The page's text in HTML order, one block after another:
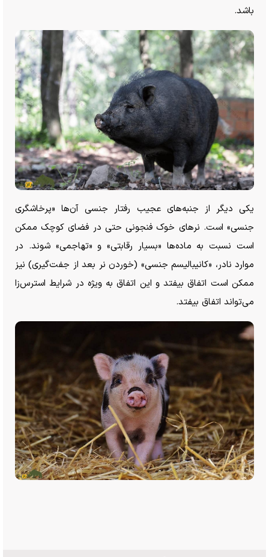
باشد.
یکی دیگر از جنبه‌های عجیب رفتار جنسی آن‌ها «پرخاشگری
جنسی» است. نر‌های خوک فنجونی حتی در فضای کوچک ممکن
است نسبت به ماده‌ها «بسیار رقابتی» و «تهاجمی» شوند. در
موارد نادر، «کانیبالیسم جنسی» (خوردن نر بعد از جفت‌گیری) نیز
ممکن است اتفاق بیفتد و این اتفاق به ویژه در شرایط استرس‌زا
می‌تواند اتفاق بیفتد.